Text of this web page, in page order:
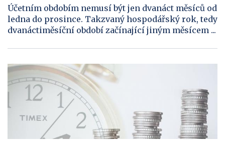
Účetním obdobím nemusí být jen dvanáct měsíců od
ledna do prosince. Takzvaný hospodářský rok, tedy
dvanáctiměsíční období začínající jiným měsícem ...